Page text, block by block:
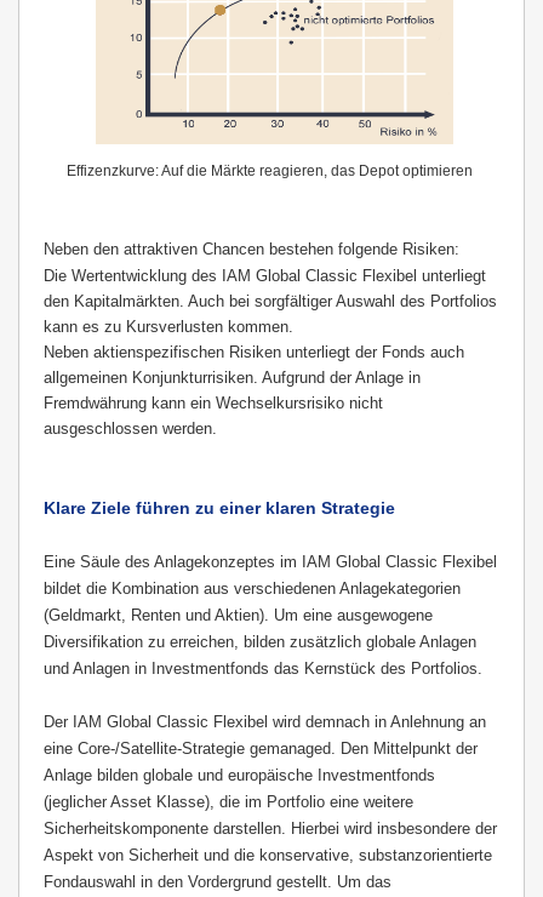
Effizenzkurve: Auf die Märkte reagieren, das Depot optimieren
Neben den attraktiven Chancen bestehen folgende Risiken:
Die Wertentwicklung des IAM Global Classic Flexibel unterliegt
den Kapitalmärkten. Auch bei sorgfältiger Auswahl des Portfolios
kann es zu Kursverlusten kommen.
Neben aktienspezifischen Risiken unterliegt der Fonds auch
allgemeinen Konjunkturrisiken. Aufgrund der Anlage in
Fremdwährung kann ein Wechselkursrisiko nicht
ausgeschlossen werden.
Klare Ziele führen zu einer klaren Strategie
Eine Säule des Anlagekonzeptes im IAM Global Classic Flexibel
bildet die Kombination aus verschiedenen Anlagekategorien
(Geldmarkt, Renten und Aktien). Um eine ausgewogene
Diversifikation zu erreichen, bilden zusätzlich globale Anlagen
und Anlagen in Investmentfonds das Kernstück des Portfolios.
Der IAM Global Classic Flexibel wird demnach in Anlehnung an
eine Core-/Satellite-Strategie gemanaged. Den Mittelpunkt der
Anlage bilden globale und europäische Investmentfonds
(jeglicher Asset Klasse), die im Portfolio eine weitere
Sicherheitskomponente darstellen. Hierbei wird insbesondere der
Aspekt von Sicherheit und die konservative, substanzorientierte
Fondauswahl in den Vordergrund gestellt. Um das